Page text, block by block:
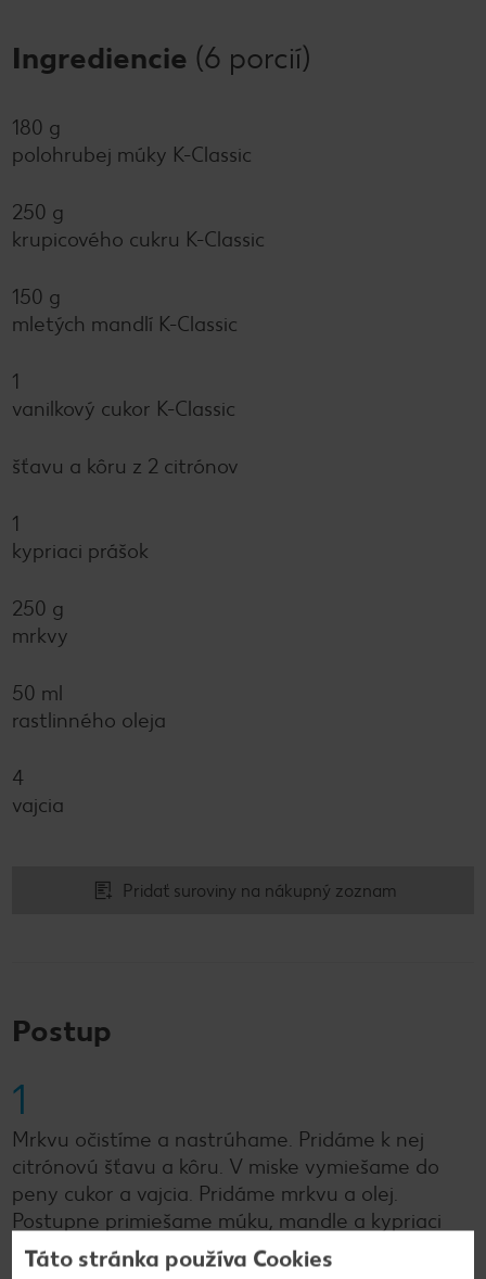
Ingrediencie (6 porcií)
180 g
polohrubej múky K-Classic
250 g
krupicového cukru K-Classic
150 g
mletých mandlí K-Classic
1
vanilkový cukor K-Classic
šťavu a kôru z 2 citrónov
1
kypriaci prášok
250 g
mrkvy
50 ml
rastlinného oleja
4
vajcia
Pridať suroviny na nákupný zoznam
Postup
1
Mrkvu očistíme a nastrúhame. Pridáme k nej
citrónovú šťavu a kôru. V miske vymiešame do
peny cukor a vajcia. Pridáme mrkvu a olej.
Postupne primiešame múku, mandle a kypriaci
prášok.
Táto stránka používa Cookies